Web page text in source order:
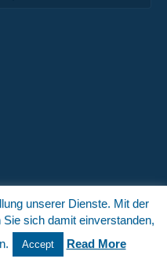
unserer Dienste. Mit der
sich damit einverstanden,
Accept Read More